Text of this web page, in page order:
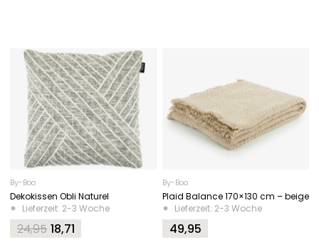
By-Boo
Dekokissen Obli Naturel
Lieferzeit: 2-3 Woche
24,95
Original18,71
Current
By-Boo
Plaid Balance 170×130 cm – beige
Lieferzeit: 2-3 Woche
49,95